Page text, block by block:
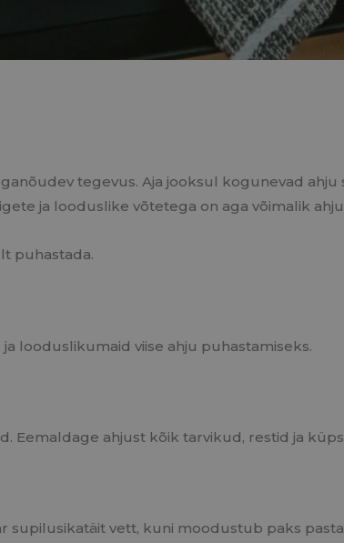
tegevus. Aja jooksul kogunevad
ja looduslike võtetega on aga võimalik
puhastada.
looduslikumaid viise ahju puhastamiseks.
Eemaldage ahjust kõik tarvikud, restid ja
supilusikatäit vett, kuni moodustub paks